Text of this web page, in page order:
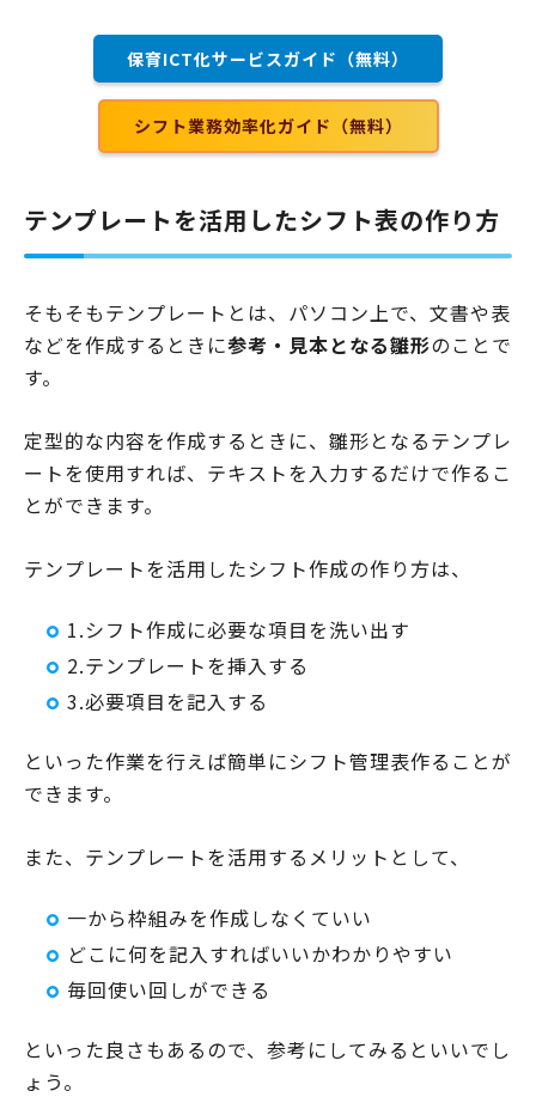
保育ICT化サービスガイド（無料）
シフト業務効率化ガイド（無料）
テンプレートを活用したシフト表の作り方
そもそもテンプレートとは、パソコン上で、文書や表
などを作成するときに参考・見本となる雛形のことで
す。
定型的な内容を作成するときに、雛形となるテンプレ
ートを使用すれば、テキストを入力するだけで作るこ
とができます。
テンプレートを活用したシフト作成の作り方は、
1.シフト作成に必要な項目を洗い出す
2.テンプレートを挿入する
3.必要項目を記入する
といった作業を行えば簡単にシフト管理表作ることが
できます。
また、テンプレートを活用するメリットとして、
一から枠組みを作成しなくていい
どこに何を記入すればいいかわかりやすい
毎回使い回しができる
といった良さもあるので、参考にしてみるといいでし
ょう。